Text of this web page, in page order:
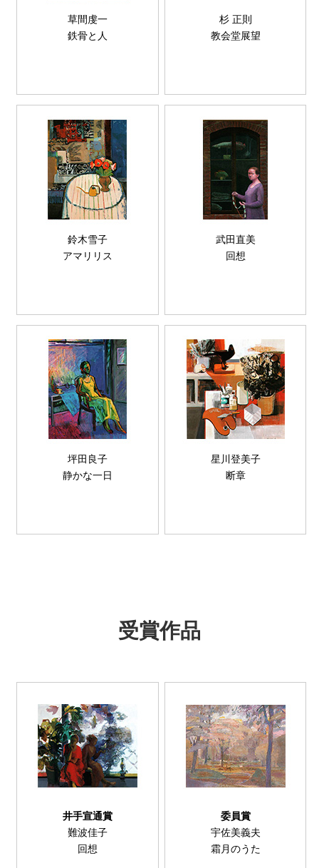
草間虔一
鉄骨と人
杉 正則
教会堂展望
鈴木雪子
アマリリス
武田直美
回想
坪田良子
静かな一日
星川登美子
断章
受賞作品
井手宣通賞
難波佳子
回想
委員賞
宇佐美義夫
霜月のうた